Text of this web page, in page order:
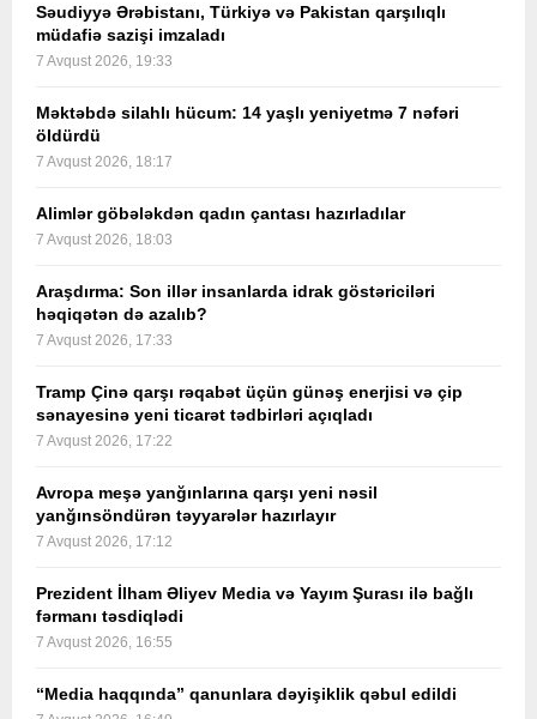
Səudiyyə Ərəbistanı, Türkiyə və Pakistan qarşılıqlı
müdafiə sazişi imzaladı
7 Avqust 2026, 19:33
Məktəbdə silahlı hücum: 14 yaşlı yeniyetmə 7 nəfəri
öldürdü
7 Avqust 2026, 18:17
Alimlər göbələkdən qadın çantası hazırladılar
7 Avqust 2026, 18:03
Araşdırma: Son illər insanlarda idrak göstəriciləri
həqiqətən də azalıb?
7 Avqust 2026, 17:33
Tramp Çinə qarşı rəqabət üçün günəş enerjisi və çip
sənayesinə yeni ticarət tədbirləri açıqladı
7 Avqust 2026, 17:22
Avropa meşə yanğınlarına qarşı yeni nəsil
yanğınsöndürən təyyarələr hazırlayır
7 Avqust 2026, 17:12
Prezident İlham Əliyev Media və Yayım Şurası ilə bağlı
fərmanı təsdiqlədi
7 Avqust 2026, 16:55
“Media haqqında” qanunlara dəyişiklik qəbul edildi